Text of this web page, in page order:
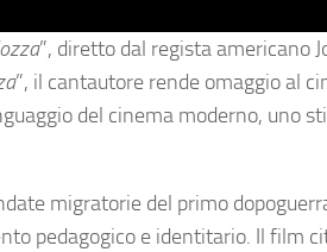
”, diretto dal regista americano
”, il cantautore rende omaggio al
del cinema moderno, uno
migratorie del primo
pedagogico e identitario. Il film